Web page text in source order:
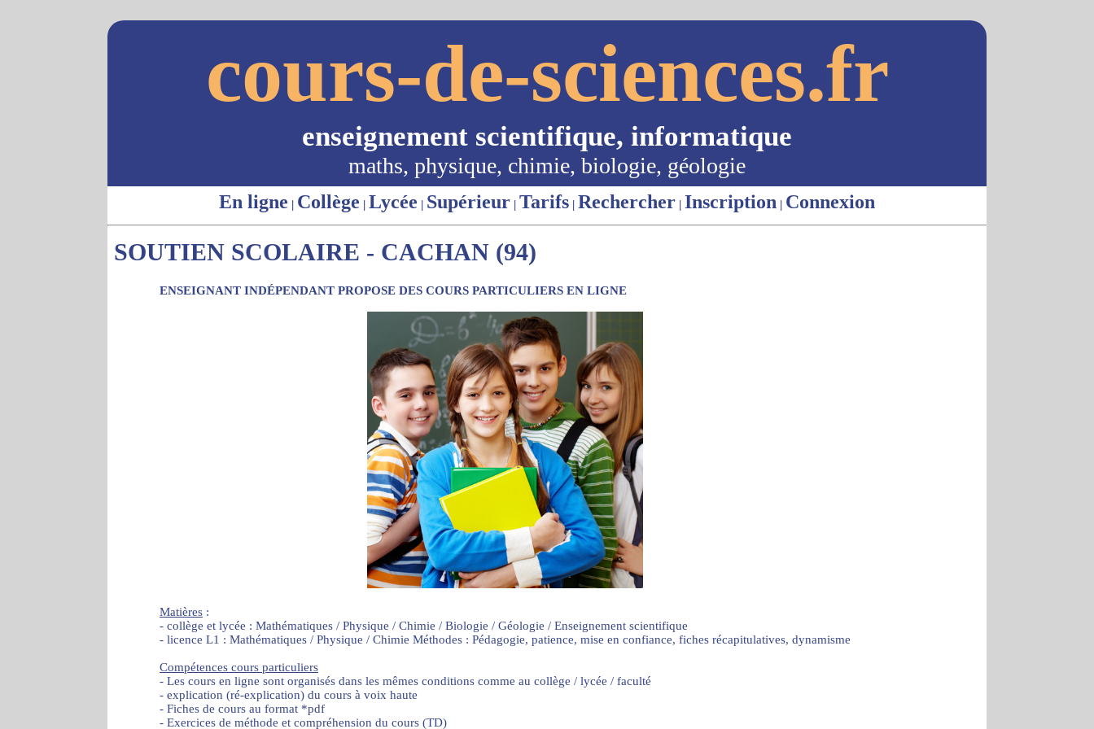
cours-de-sciences.fr
enseignement scientifique, informatique
maths, physique, chimie, biologie, géologie
En ligne | Collège | Lycée | Supérieur | Tarifs | Rechercher | Inscription | Connexion
SOUTIEN SCOLAIRE - CACHAN (94)
ENSEIGNANT INDÉPENDANT PROPOSE DES COURS PARTICULIERS EN LIGNE
Matières :
- collège et lycée : Mathématiques / Physique / Chimie / Biologie / Géologie / Enseignement scientifique
- licence L1 : Mathématiques / Physique / Chimie Méthodes : Pédagogie, patience, mise en confiance, fiches récapitulatives, dynamisme
Compétences cours particuliers
- Les cours en ligne sont organisés dans les mêmes conditions comme au collège / lycée / faculté
- explication (ré-explication) du cours à voix haute
- Fiches de cours au format *pdf
- Exercices de méthode et compréhension du cours (TD)